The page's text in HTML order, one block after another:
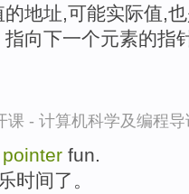
地址,可能实际值,
指向下一个元素的指
课 - 计算机科学及编程
pointer fun.
时间了。